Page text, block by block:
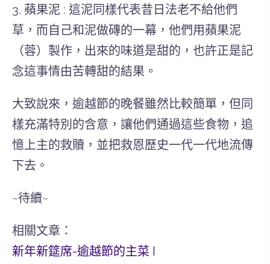
3. 蘋果泥 : 這泥同樣代表昔日法老不給他們
草，而自己和泥做磚的一幕，他們用蘋果泥
（蓉）製作，出來的味道是甜的，也許正是記
念這事情由苦轉甜的結果。
大致說來， 逾越節的晚餐雖然比較簡單，但同
樣充滿特別的含意，讓他們通過這些食物，追
憶上主的救贖，並把救恩歷史一代一代地流傳
下去。
~待續~
相關文章：
新年新筵席-逾越節的主菜 I